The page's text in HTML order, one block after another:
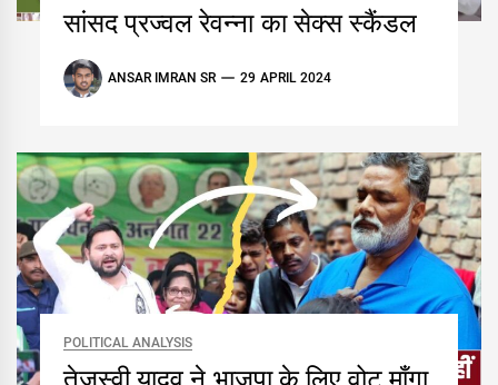
सांसद प्रज्वल रेवन्ना का सेक्स स्कैंडल
ANSAR IMRAN SR 29 APRIL 2024
POLITICAL ANALYSIS